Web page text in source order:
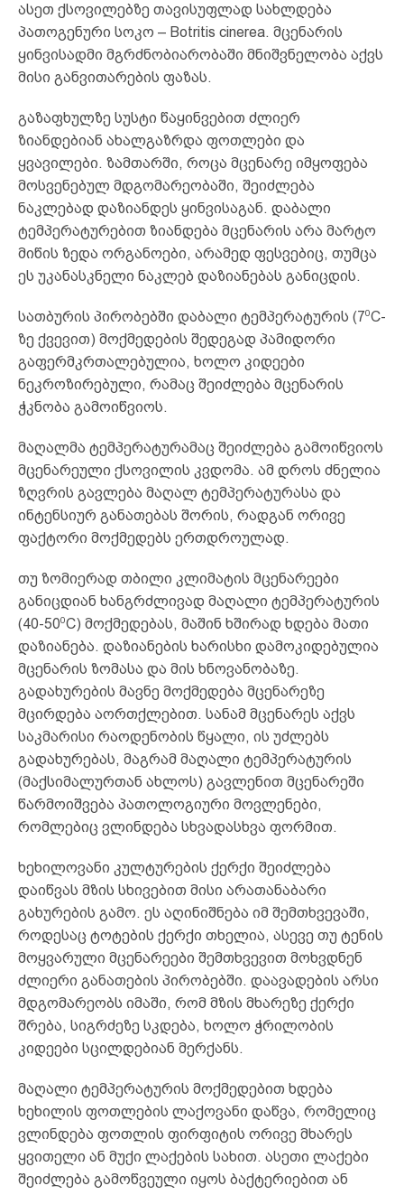
ასეთ ქსოვილებზე თავისუფლად სახლდება
პათოგენური სოკო – Botritis cinerea. მცენარის
ყინვისადმი მგრძნობიარობაში მნიშვნელობა აქვს
მისი განვითარების ფაზას.
გაზაფხულზე სუსტი წაყინვებით ძლიერ
ზიანდებიან ახალგაზრდა ფოთლები და
ყვავილები. ზამთარში, როცა მცენარე იმყოფება
მოსვენებულ მდგომარეობაში, შეიძლება
ნაკლებად დაზიანდეს ყინვისაგან. დაბალი
ტემპერატურებით ზიანდება მცენარის არა მარტო
მიწის ზედა ორგანოები, არამედ ფესვებიც, თუმცა
ეს უკანასკნელი ნაკლებ დაზიანებას განიცდის.
სათბურის პირობებში დაბალი ტემპერატურის (70C-
ზე ქვევით) მოქმედების შედეგად პამიდორი
გაფერმკრთალებულია, ხოლო კიდეები
ნეკროზირებული, რამაც შეიძლება მცენარის
ჭკნობა გამოიწვიოს.
მაღალმა ტემპერატურამაც შეიძლება გამოიწვიოს
მცენარეული ქსოვილის კვდომა. ამ დროს ძნელია
ზღვრის გავლება მაღალ ტემპერატურასა და
ინტენსიურ განათებას შორის, რადგან ორივე
ფაქტორი მოქმედებს ერთდროულად.
თუ ზომიერად თბილი კლიმატის მცენარეები
განიცდიან ხანგრძლივად მაღალი ტემპერატურის
(40-500C) მოქმედებას, მაშინ ხშირად ხდება მათი
დაზიანება. დაზიანების ხარისხი დამოკიდებულია
მცენარის ზომასა და მის ხნოვანობაზე.
გადახურების მავნე მოქმედება მცენარეზე
მცირდება აორთქლებით. სანამ მცენარეს აქვს
საკმარისი რაოდენობის წყალი, ის უძლებს
გადახურებას, მაგრამ მაღალი ტემპერატურის
(მაქსიმალურთან ახლოს) გავლენით მცენარეში
წარმოიშვება პათოლოგიური მოვლენები,
რომლებიც ვლინდება სხვადასხვა ფორმით.
ხეხილოვანი კულტურების ქერქი შეიძლება
დაიწვას მზის სხივებით მისი არათანაბარი
გახურების გამო. ეს აღინიშნება იმ შემთხვევაში,
როდესაც ტოტების ქერქი თხელია, ასევე თუ ტენის
მოყვარული მცენარეები შემთხვევით მოხვდნენ
ძლიერი განათების პირობებში. დაავადების არსი
მდგომარეობს იმაში, რომ მზის მხარეზე ქერქი
შრება, სიგრძეზე სკდება, ხოლო ჭრილობის
კიდეები სცილდებიან მერქანს.
მაღალი ტემპერატურის მოქმედებით ხდება
ხეხილის ფოთლების ლაქოვანი დაწვა, რომელიც
ვლინდება ფოთლის ფირფიტის ორივე მხარეს
ყვითელი ან მუქი ლაქების სახით. ასეთი ლაქები
შეიძლება გამოწვეული იყოს ბაქტერიებით ან